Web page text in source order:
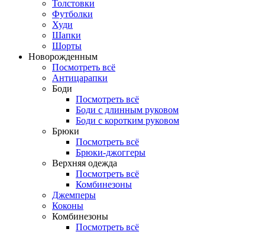
Толстовки
Футболки
Худи
Шапки
Шорты
Новорожденным
Посмотреть всё
Антицарапки
Боди
Посмотреть всё
Боди с длинным руковом
Боди с коротким руковом
Брюки
Посмотреть всё
Брюки-джоггеры
Верхняя одежда
Посмотреть всё
Комбинезоны
Джемперы
Коконы
Комбинезоны
Посмотреть всё